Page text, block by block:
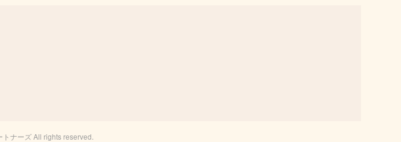
ナーズ All rights reserved.